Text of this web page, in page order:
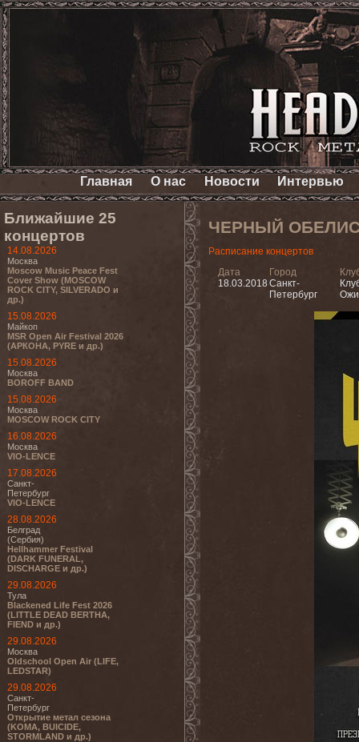
Главная О нас Новости Интервью
Ближайшие 25
концертов
14.08.2026
Москва
Moscow Music Peace Fest
Cover Show (MOSCOW
ROCK CITY, SILVERADO и
др.)
15.08.2026
Майкоп
MSR Open Air Festival 2026
(АРКОНА, PYRE и др.)
15.08.2026
Москва
BOROFF BAND
15.08.2026
Москва
MOSCOW ROCK CITY
16.08.2026
Москва
VIO-LENCE
17.08.2026
Санкт-
Петербург
VIO-LENCE
28.08.2026
Белград
(Сербия)
Hellhammer Festival
(DARK FUNERAL,
DISCHARGE и др.)
29.08.2026
Тула
Blackened Life Fest 2026
(LITTLE DEAD BERTHA,
FIEND и др.)
29.08.2026
Москва
Oldschool Open Air (LIFE,
LEDSTAR)
29.08.2026
Санкт-
Петербург
Открытие метал сезона
(KOMA, BUICIDE,
STORMLAND и др.)
ЧЕРНЫЙ
Расписание концертов
Дата
18.03.2018
Город
Санкт-
Петербург